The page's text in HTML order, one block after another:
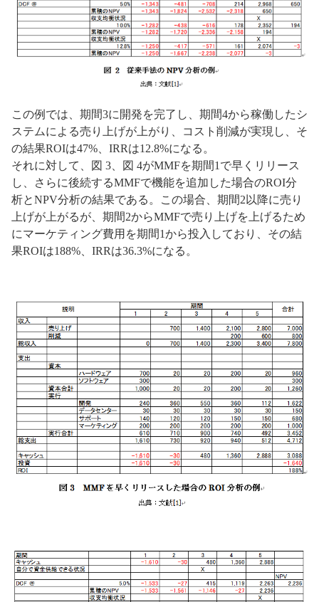
この例では、期間3に開発を完了し、期間4から稼働したシ
ステムによる売り上げが上がり、コスト削減が実現し、そ
の結果ROIは47%、IRRは12.8%になる。
それに対して、図 3、図 4がMMFを期間1で早くリリース
し、さらに後続するMMFで機能を追加した場合のROI分
析とNPV分析の結果である。この場合、期間2以降に売り
上げが上がるが、期間2からMMFで売り上げを上げるため
にマーケティング費用を期間1から投入しており、その結
果ROIは188%、IRRは36.3%になる。